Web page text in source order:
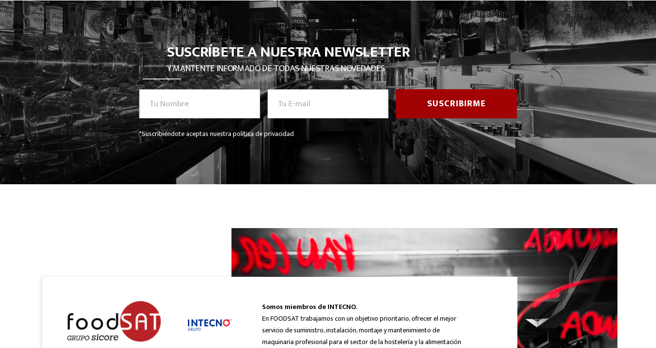
SUSCRÍBETE A NUESTRA NEWSLETTER
Y MANTENTE INFORMADO DE TODAS NUESTRAS NOVEDADES
*Suscribiéndote aceptas nuestra política de privacidad
Somos miembros de INTECNO.
En FOODSAT trabajamos con un objetivo prioritario, ofrecer el mejor
servicio de suministro, instalación, montaje y mantenimiento de
maquinaria profesional para el sector de la hostelería y la alimentación